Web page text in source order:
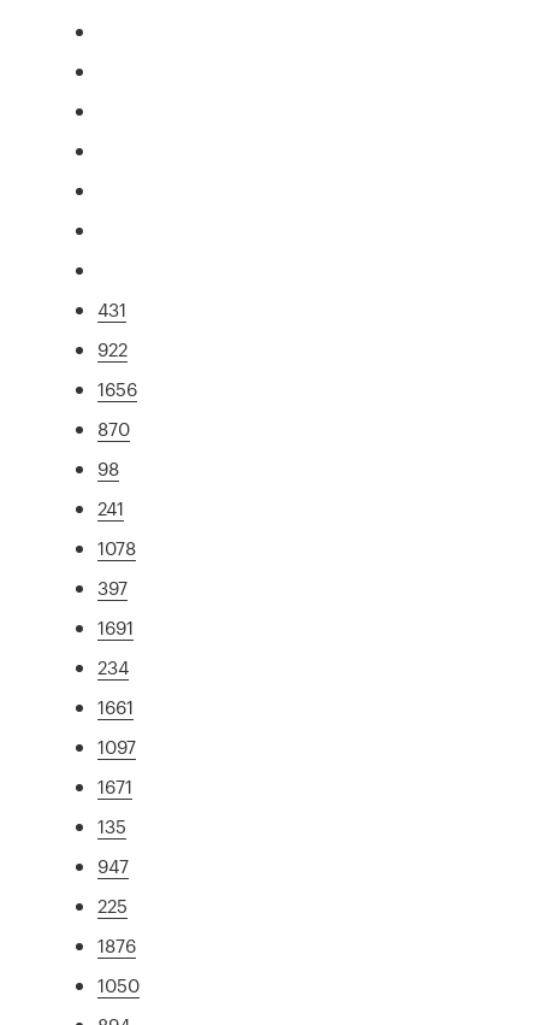
431
922
1656
870
98
241
1078
397
1691
234
1661
1097
1671
135
947
225
1876
1050